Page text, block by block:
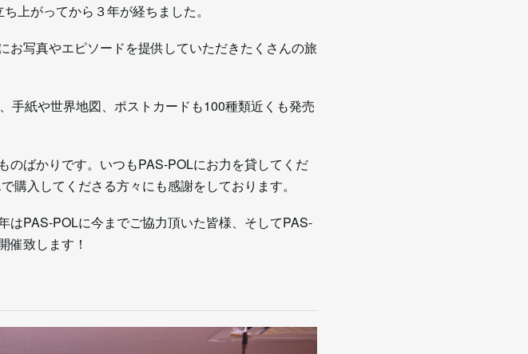
上がってから３年が経ちました。
お写真やエピソードを提供していただきたくさんの旅
手紙や世界地図、ポストカードも100種類近くも発売
のばかりです。いつもPAS-POLにお力を貸してくだ
購入してくださる方々にも感謝をしております。
はPAS-POLに今までご協力頂いた皆様、そしてPAS-
催致します！